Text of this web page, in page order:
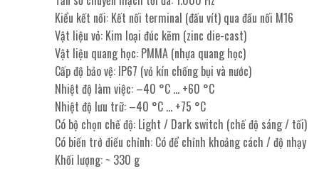
Kiểu kết nối: Kết nối terminal (đấu vít) qua đầu nối M16
Vật liệu vỏ: Kim loại đúc kẽm (zinc die-cast)
Vật liệu quang học: PMMA (nhựa quang học)
Cấp độ bảo vệ: IP67 (vỏ kín chống bụi và nước)
Nhiệt độ làm việc: –40 °C … +60 °C
Nhiệt độ lưu trữ: –40 °C … +75 °C
Có bộ chọn chế độ: Light / Dark switch (chế độ sáng / tối)
Có biến trở điều chỉnh: Có để chỉnh khoảng cách / độ nhạy
Khối lượng: ~ 330 g